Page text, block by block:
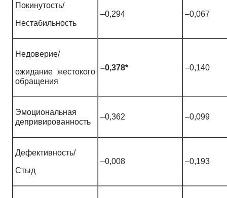
Покинутость/
Нестабильность
–0,294 –0,067
Недоверие/
ожидание жестокого
обращения
–0,378* –0,140
Эмоциональная
депривированность
–0,362 –0,099
Дефективность/
Стыд
–0,008 –0,193